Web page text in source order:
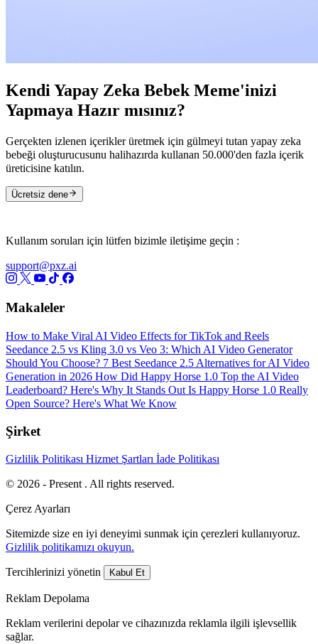
Kendi Yapay Zeka Bebek Meme'inizi
Yapmaya Hazır mısınız?
Gerçekten izlenen içerikler üretmek için gülmeyi tutan yapay zeka
bebeği oluşturucusunu halihazırda kullanan 50.000'den fazla içerik
üreticisine katılın.
Ücretsiz dene
Kullanım soruları için lütfen bizimle iletişime geçin :
support@pxz.ai
Makaleler
How to Make Viral AI Video Effects for TikTok and Reels
Seedance 2.5 vs Kling 3.0 vs Veo 3: Which AI Video Generator
Should You Choose? 7 Best Seedance 2.5 Alternatives for AI Video
Generation in 2026 How Did Happy Horse 1.0 Top the AI Video
Leaderboard? Here's Why It Stands Out Is Happy Horse 1.0 Really
Open Source? Here's What We Know
Şirket
Gizlilik Politikası Hizmet Şartları İade Politikası
© 2026 - Present . All rights reserved.
Çerez Ayarları
Sitemizde size en iyi deneyimi sunmak için çerezleri kullanıyoruz.
Gizlilik politikamızı okuyun.
Tercihlerinizi yönetin Kabul Et
Reklam Depolama
Reklam verilerini depolar ve cihazınızda reklamla ilgili işlevsellik
sağlar.